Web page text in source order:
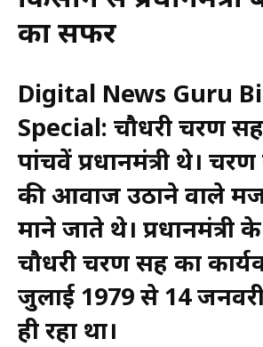
का सफर
Digital News Guru
Special: चौधरी चरण
पांचवें प्रधानमंत्री थे। चरण
की आवाज उठाने वाले
माने जाते थे। प्रधानमंत्री
चौधरी चरण सिंह का
जुलाई 1979 से 14
ही रहा था।